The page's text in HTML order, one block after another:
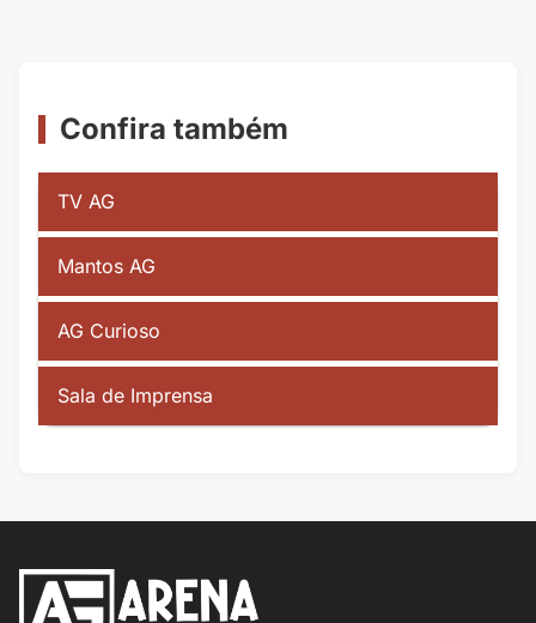
Confira também
TV AG
Mantos AG
AG Curioso
Sala de Imprensa